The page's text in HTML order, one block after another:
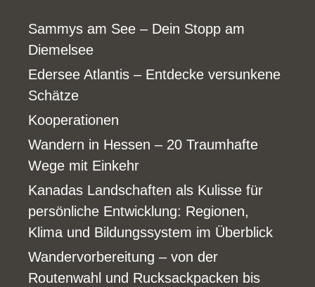
Sammys am See – Dein Stopp am
Diemelsee
Edersee Atlantis – Entdecke versunkene
Schätze
Kooperationen
Wandern in Hessen – 20 Traumhafte
Wege mit Einkehr
Kanadas Landschaften als Kulisse für
persönliche Entwicklung: Regionen,
Klima und Bildungssystem im Überblick
Wandervorbereitung – von der
Routenwahl und Rucksackpacken bis